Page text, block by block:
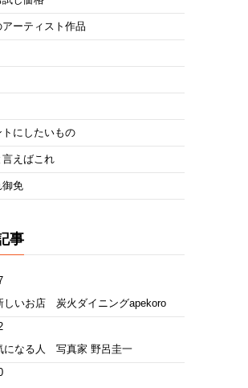
ーティスト作品
トにしたいもの
えばこれ
御免
事
しいお店 炭火ダイニングapekoro
になる人 写真家 野呂圭一